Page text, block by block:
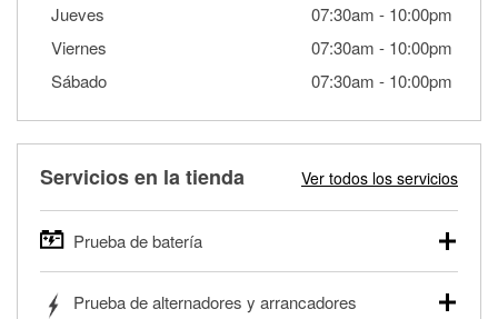
Jueves
07:30am - 10:00pm
Viernes
07:30am - 10:00pm
Sábado
07:30am - 10:00pm
Servicios en la tienda Ver todos los servicios
Prueba de batería
autos, camionetas, SUVs, vehículos comerciales y
Prueba de alternadores y arrancadores